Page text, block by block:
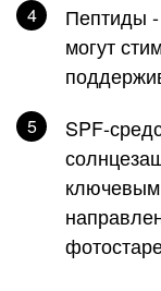
Пептиды
могут
SPF-